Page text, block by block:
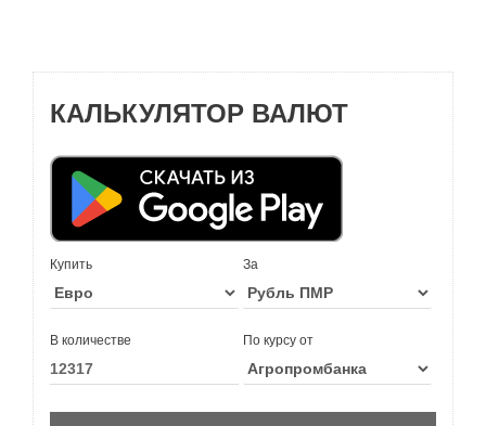
КАЛЬКУЛЯТОР ВАЛЮТ
Купить За
В количестве По курсу от